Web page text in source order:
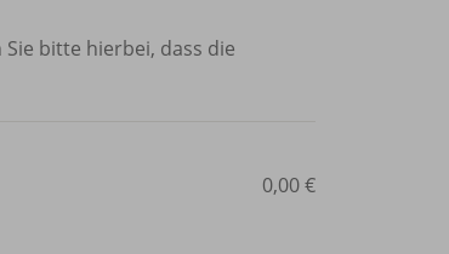
bitte hierbei, dass die
0,00 €